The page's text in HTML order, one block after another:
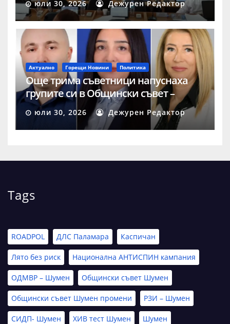
юли 30, 2026 Дежурен Редактор
Актуално Горещи Новини Политика
Още трима съветници напуснаха
групите си в Общински съвет –
Шумен
юли 30, 2026 Дежурен Редактор
Tags
ROADPOL ДЛС Паламара Каспичан
Лято без риск Национална АНТИСПИН кампания
ОДМВР – Шумен Общински съвет Шумен
Общински съвет Шумен промени РЗИ – Шумен
СИДП- Шумен ХИВ тест Шумен Шумен